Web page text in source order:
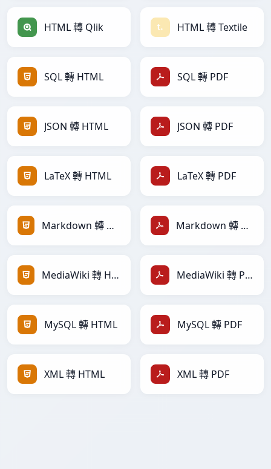
HTML 轉 Qlik HTML 轉 Textile
SQL 轉 HTML SQL 轉 PDF
JSON 轉 HTML JSON 轉 PDF
LaTeX 轉 HTML LaTeX 轉 PDF
Markdown 轉 HTML Markdown 轉 PDF
MediaWiki 轉 HTML MediaWiki 轉 PDF
MySQL 轉 HTML MySQL 轉 PDF
XML 轉 HTML XML 轉 PDF